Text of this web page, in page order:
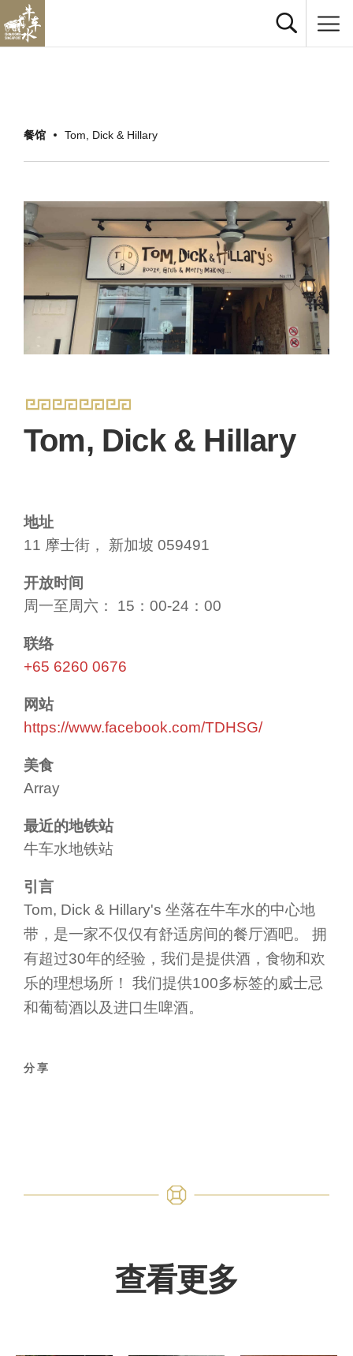
餐馆 Tom, Dick & Hillary
Tom, Dick & Hillary
地址
11 摩士街， 新加坡 059491
开放时间
周一至周六： 15：00-24：00
联络
+65 6260 0676
网站
https://www.facebook.com/TDHSG/
美食
Array
最近的地铁站
牛车水地铁站
引言
Tom, Dick & Hillary's 坐落在牛车水的中心地
带，是一家不仅仅有舒适房间的餐厅酒吧。 拥
有超过30年的经验，我们是提供酒，食物和欢
乐的理想场所！ 我们提供100多标签的威士忌
和葡萄酒以及进口生啤酒。
分享
查看更多